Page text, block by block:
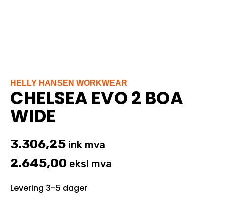
HELLY HANSEN WORKWEAR
CHELSEA EVO 2 BOA
WIDE
3.306,25 ink mva
2.645,00 eksl mva
Levering 3-5 dager